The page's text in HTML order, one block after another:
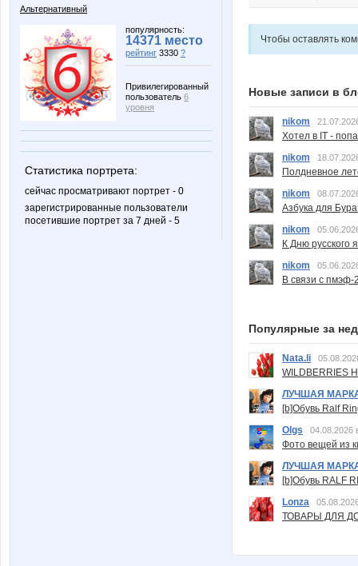
Альтернативный
популярность:
14371 место
рейтинг 3330 ?
Привилегированный
пользователь 6
уровня
Статистика портрета:
сейчас просматривают портрет - 0
зарегистрированные пользователи
посетившие портрет за 7 дней - 5
Чтобы оставлять
Новые записи в
nikom
Хотел в IT -
nikom
Полдневное
nikom
Азбука для
nikom
К Дню русского
nikom
В связи с пмэф-
Популярные за
Nata.li
ЛУЧШАЯ
[b]Обувь Ralf
Olgs
04.08.2026
Фото вещей из
ЛУЧШАЯ
[b]Обувь RALF
Lonza
ТОВАРЫ ДЛЯ